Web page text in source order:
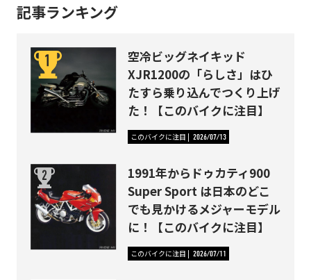
記事ランキング
空冷ビッグネイキッド
XJR1200の「らしさ」はひ
たすら乗り込んでつくり上げ
た！【このバイクに注目】
このバイクに注目 2026/07/13
1991年からドゥカティ900
Super Sport は日本のどこ
でも見かけるメジャーモデル
に！【このバイクに注目】
このバイクに注目 2026/07/11